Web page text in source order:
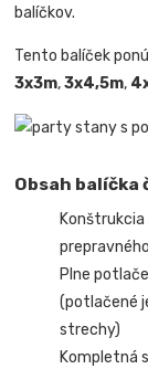
balíčkov.
Tento balíček
3x3m,3x4,5m,
Obsah balíčka
Plne
(potlačené
strechy)
Kompletná